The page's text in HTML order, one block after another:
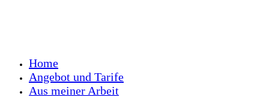
Home
Angebot und Tarife
Aus meiner Arbeit